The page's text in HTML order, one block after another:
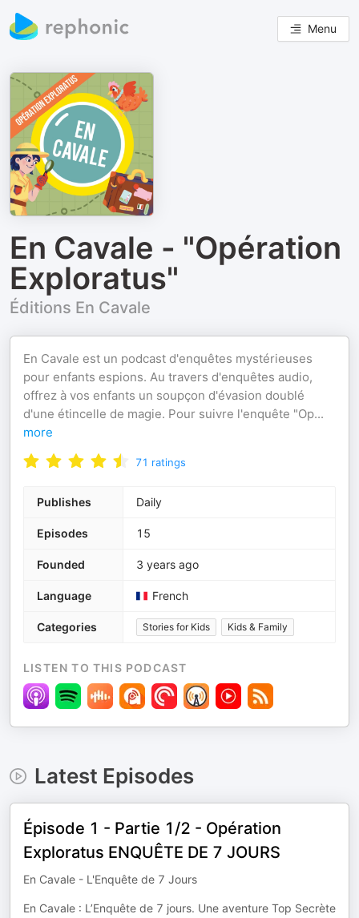
Menu
En Cavale - "Opération
Exploratus"
Éditions En Cavale
En Cavale est un podcast d'enquêtes mystérieuses
pour enfants espions. Au travers d'enquêtes audio,
offrez à vos enfants un soupçon d'évasion doublé
d'une étincelle de magie. Pour suivre l'enquête "Op...
more
71 ratings
Publishes Daily
Episodes 15
Founded 3 years ago
Language French
Categories Stories for Kids Kids & Family
LISTEN TO THIS PODCAST
Latest Episodes
Épisode 1 - Partie 1/2 - Opération
Exploratus ENQUÊTE DE 7 JOURS
En Cavale - L'Enquête de 7 Jours
En Cavale : L’Enquête de 7 jours. Une aventure Top Secrète